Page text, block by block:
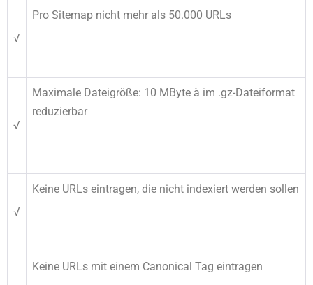
√
Pro Sitemap nicht mehr als 50.000 URLs
√
Maximale Dateigröße: 10 MByte à im .gz-Dateiformat
reduzierbar
√
Keine URLs eintragen, die nicht indexiert werden sollen
Keine URLs mit einem Canonical Tag eintragen